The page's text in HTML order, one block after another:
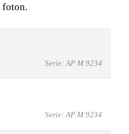
foton.
Serie: AP M 9234
Serie: AP M 9234